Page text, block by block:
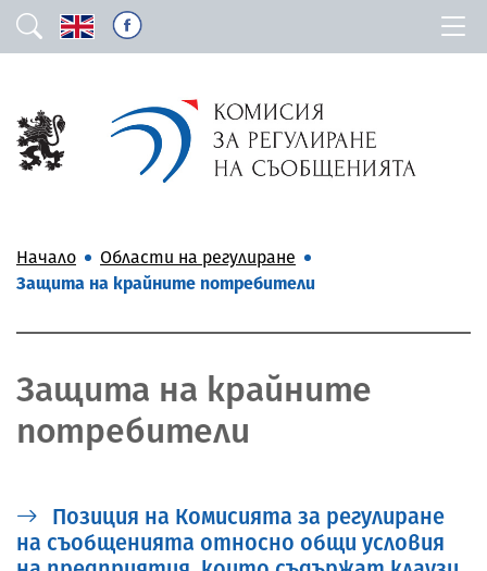
Начало
Области на регулиране
Защита на крайните потребители
Защита на крайните
потребители
Позиция на Комисията за регулиране
на съобщенията относно общи условия